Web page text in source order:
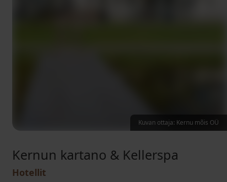
Kernun kartano & Kellerspa
Hotellit
Kuvan ottaja: Kernu mõis OÜ